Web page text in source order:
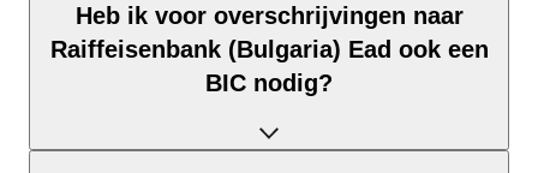
opgebouwd uit drie elementen:
Landcode (positie 1–2): Bulgarije identificeert Bulgarije
volgens ISO 3166-1.
Controlegetal (positie 3–4): Berekend via de modulo-97-
Heb ik voor overschrijvingen naar
Raiffeisenbank (Bulgaria) Ead ook een
BIC nodig?